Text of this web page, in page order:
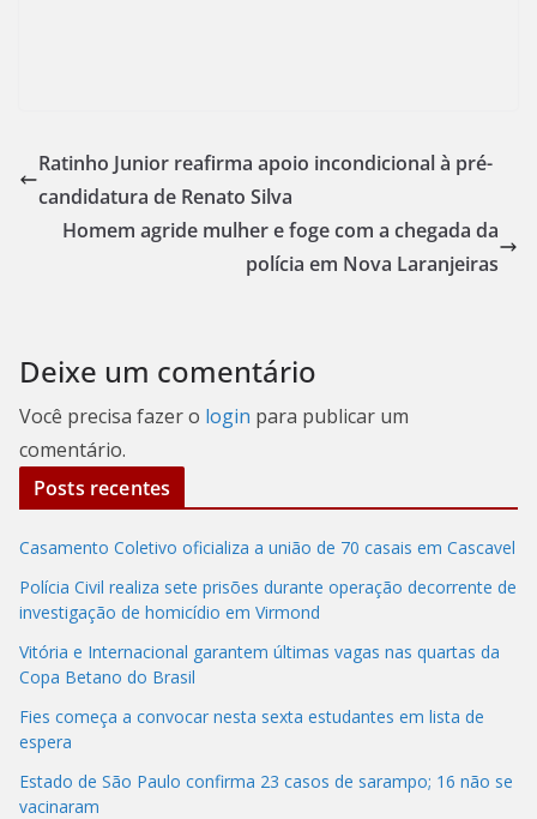
Ratinho Junior reafirma apoio incondicional à pré-
candidatura de Renato Silva
Homem agride mulher e foge com a chegada da
polícia em Nova Laranjeiras
Deixe um comentário
Você precisa fazer o login para publicar um
comentário.
Posts recentes
Casamento Coletivo oficializa a união de 70 casais em Cascavel
Polícia Civil realiza sete prisões durante operação decorrente de
investigação de homicídio em Virmond
Vitória e Internacional garantem últimas vagas nas quartas da
Copa Betano do Brasil
Fies começa a convocar nesta sexta estudantes em lista de
espera
Estado de São Paulo confirma 23 casos de sarampo; 16 não se
vacinaram